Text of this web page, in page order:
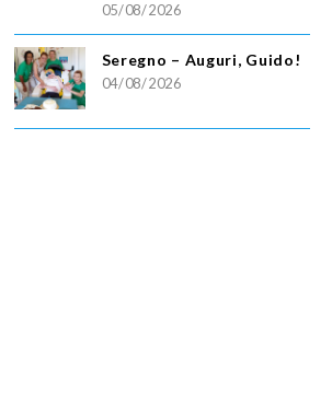
05/08/2026
Seregno – Auguri, Guido!
04/08/2026